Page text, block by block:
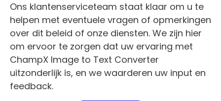
Ons klantenserviceteam staat klaar om u te
helpen met eventuele vragen of opmerkingen
over dit beleid of onze diensten. We zijn hier
om ervoor te zorgen dat uw ervaring met
ChampX Image to Text Converter
uitzonderlijk is, en we waarderen uw input en
feedback.